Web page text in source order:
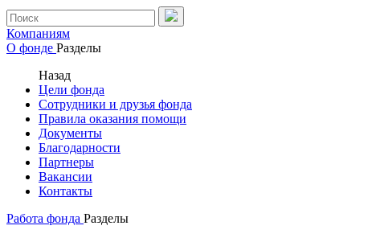
Компаниям
О фонде Разделы
Назад
Цели фонда
Сотрудники и друзья фонда
Правила оказания помощи
Документы
Благодарности
Партнеры
Вакансии
Контакты
Работа фонда Разделы